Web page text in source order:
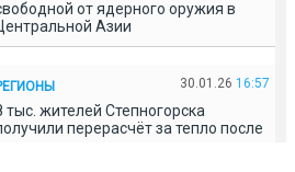
от ядерного оружия в
Азии
30.01.26 16:57
тыс. жителей Степногорска
перерасчёт за тепло после